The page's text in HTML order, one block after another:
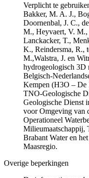
Verplicht te
Bakker, M. A. J.,
Doornenbal, J. C.,
M., Heyvaert, V.
Lanckacker, T.,
K., Reindersma, R.,
M.,Walstra, J. en
hydrogeologisch 3D
Belgisch-
Kempen (H3O – De
TNO-Geologische
Geologische Dienst
voor Omgeving van
Operationeel
Milieumaatschappij,
Brabant Water en
Maasregio.
Overige beperkingen